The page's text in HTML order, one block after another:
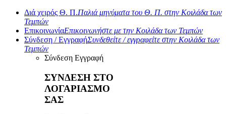
Διά χειρός Θ. Π.Παλιά μηνύματα του Θ. Π. στην Κοιλάδα των
Τεμπών
ΕπικοινωνίαΕπικοινωνήστε με την Κοιλάδα των Τεμπών
Σύνδεση / ΕγγραφήΣυνδεθείτε / εγγραφείτε στην Κοιλάδα των
Τεμπών
Σύνδεση Εγγραφή
ΣΥΝΔΕΣΗ ΣΤΟ
ΛΟΓΑΡΙΑΣΜΟ
ΣΑΣ